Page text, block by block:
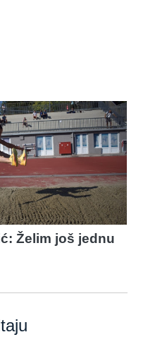
Želim još jednu